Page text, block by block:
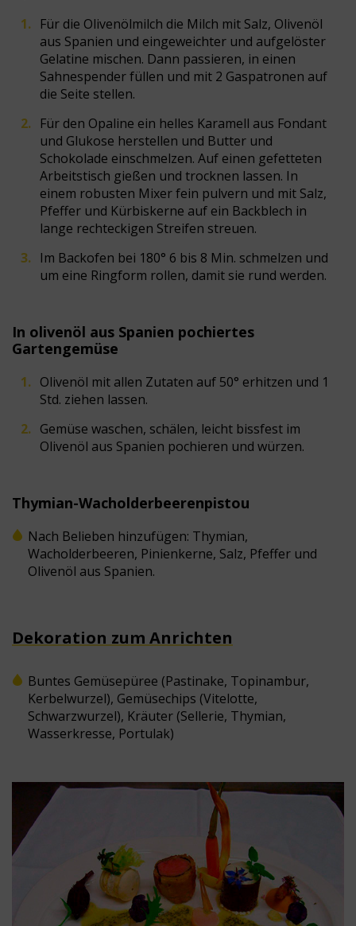
Für die Olivenölmilch die Milch mit Salz, Olivenöl
aus Spanien und eingeweichter und aufgelöster
Gelatine mischen. Dann passieren, in einen
Sahnespender füllen und mit 2 Gaspatronen auf
die Seite stellen.
Für den Opaline ein helles Karamell aus Fondant
und Glukose herstellen und Butter und
Schokolade einschmelzen. Auf einen gefetteten
Arbeitstisch gießen und trocknen lassen. In
einem robusten Mixer fein pulvern und mit Salz,
Pfeffer und Kürbiskerne auf ein Backblech in
lange rechteckigen Streifen streuen.
Im Backofen bei 180° 6 bis 8 Min. schmelzen und
um eine Ringform rollen, damit sie rund werden.
In olivenöl aus Spanien pochiertes
Gartengemüse
Olivenöl mit allen Zutaten auf 50° erhitzen und 1
Std. ziehen lassen.
Gemüse waschen, schälen, leicht bissfest im
Olivenöl aus Spanien pochieren und würzen.
Thymian-Wacholderbeerenpistou
Nach Belieben hinzufügen: Thymian,
Wacholderbeeren, Pinienkerne, Salz, Pfeffer und
Olivenöl aus Spanien.
Dekoration zum Anrichten
Buntes Gemüsepüree (Pastinake, Topinambur,
Kerbelwurzel), Gemüsechips (Vitelotte,
Schwarzwurzel), Kräuter (Sellerie, Thymian,
Wasserkresse, Portulak)